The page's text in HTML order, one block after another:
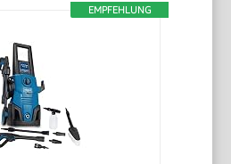
EMPFEHLUNG